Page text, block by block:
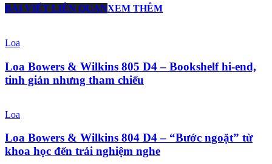
BÀI VIẾT LIÊN QUANXEM THÊM
Loa
Loa Bowers & Wilkins 805 D4 – Bookshelf hi-end,
tinh giản nhưng tham chiếu
Loa
Loa Bowers & Wilkins 804 D4 – “Bước ngoặt” từ
khoa học đến trải nghiệm nghe